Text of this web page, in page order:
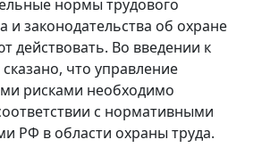
нормы трудового
и законодательства об охране
действовать. Во введении к
что управление
рисками необходимо
с нормативными
РФ в области охраны труда.